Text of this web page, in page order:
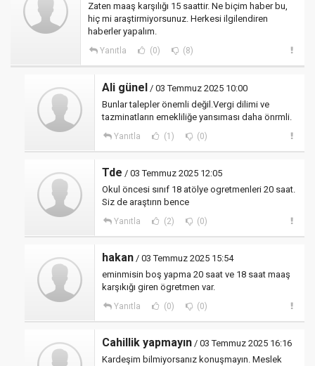
Zaten maaş karşılığı 15 saattir. Ne biçim haber bu,
hiç mi araştirmiyorsunuz. Herkesi ilgilendiren
haberler yapalım.
Yanıtla (0) (8)
Ali günel / 03 Temmuz 2025 10:00
Bunlar talepler önemli değil.Vergi dilimi ve
tazminatların emekliliğe yansıması daha önrmli.
Yanıtla (1) (0)
Tde / 03 Temmuz 2025 12:05
Okul öncesi sınıf 18 atölye ogretmenleri 20 saat.
Siz de araştırın bence
Yanıtla (2) (0)
hakan / 03 Temmuz 2025 15:54
eminmisin boş yapma 20 saat ve 18 saat maaş
karşıkığı giren ögretmen var.
Yanıtla (0) (0)
Cahillik yapmayın / 03 Temmuz 2025 16:16
Kardeşim bilmiyorsanız konuşmayın. Meslek